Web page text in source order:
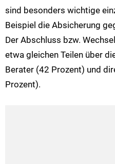
sind besonders wichtige
Beispiel die Absicherung
Der Abschluss bzw.
etwa gleichen Teilen über
Berater (42 Prozent) und
Prozent).